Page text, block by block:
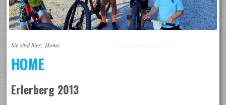
Sie sind hier: Home
HOME
Erlerberg 2013